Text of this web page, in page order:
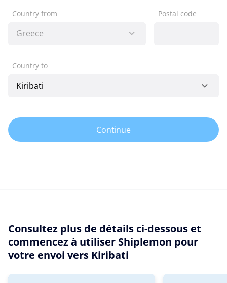
Country from Postal code
Country to
Continue
Consultez plus de détails ci-dessous et
commencez à utiliser Shiplemon pour
votre envoi vers Kiribati